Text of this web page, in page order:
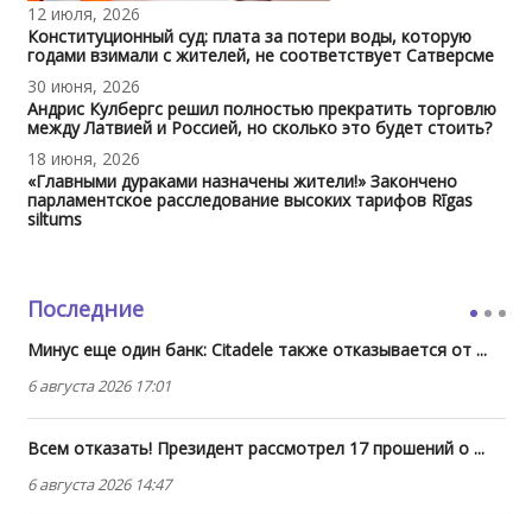
12 июля, 2026
Конституционный суд: плата за потери воды, которую
годами взимали с жителей, не соответствует Сатверсме
30 июня, 2026
Андрис Кулбергс решил полностью прекратить торговлю
между Латвией и Россией, но сколько это будет стоить?
18 июня, 2026
«Главными дураками назначены жители!» Закончено
парламентское расследование высоких тарифов Rīgas
siltums
Последние
Минус еще один банк: Citadele также отказывается от ...
6 августа 2026 17:01
Всем отказать! Президент рассмотрел 17 прошений о ...
6 августа 2026 14:47